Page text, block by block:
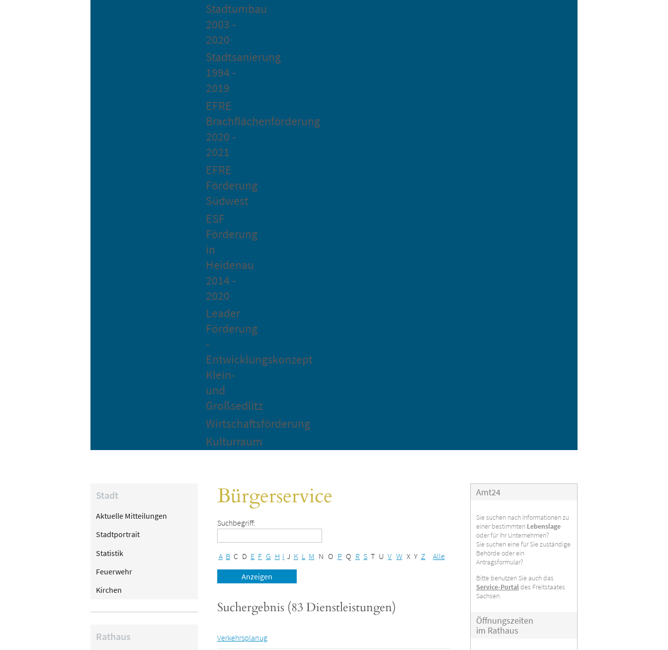
Stadtumbau
2003 -
2020
Stadtsanierung
1994 -
2019
EFRE
Brachflächenförderung
2020 -
2021
EFRE
Förderung
Südwest
ESF
Förderung
in
Heidenau
2014 -
2020
Leader
Förderung
-
Entwicklungskonzept
Klein-
und
Großsedlitz
Wirtschaftsförderung
Kulturraum
Stadt
Aktuelle Mitteilungen
Stadtportrait
Statistik
Feuerwehr
Kirchen
Rathaus
Bürgerservice
Suchbegriff:
A B C D E F G H I J K L M N O P Q R S T U V W X Y Z Alle
Suchergebnis (83 Dienstleistungen)
Verkehrsplanug
Amt24
Sie suchen nach Informationen zu
einer bestimmten Lebenslage
oder für Ihr Unternehmen?
Sie suchen eine für Sie zuständige
Behörde oder ein
Antragsformular?
Bitte benutzen Sie auch das
Service-Portal des Freitstaates
Sachsen.
Öffnungszeiten
im Rathaus